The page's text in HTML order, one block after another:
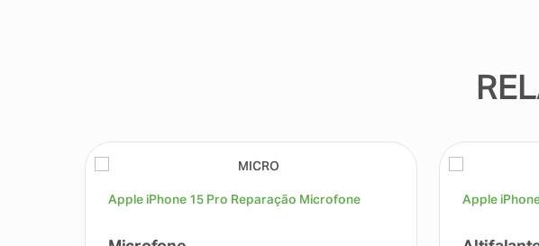
Apple iPhone 15 Pro Reparação Microfone Apple